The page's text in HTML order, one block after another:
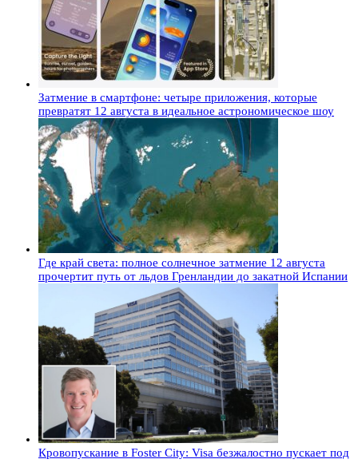
Затмение в смартфоне: четыре приложения, которые
превратят 12 августа в идеальное астрономическое шоу
Где край света: полное солнечное затмение 12 августа
прочертит путь от льдов Гренландии до закатной Испании
Кровопускание в Foster City: Visa безжалостно пускает под